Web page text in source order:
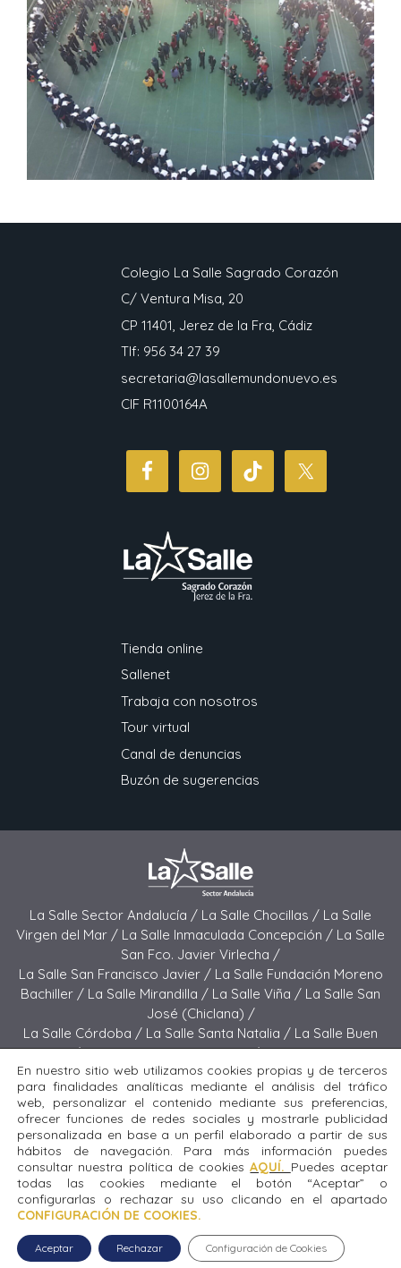
Colegio La Salle Sagrado Corazón
C/ Ventura Misa, 20
CP 11401, Jerez de la Fra, Cádiz
Tlf: 956 34 27 39
secretaria@lasallemundonuevo.es
CIF R1100164A
Tienda online
Sallenet
Trabaja con nosotros
Tour virtual
Canal de denuncias
Buzón de sugerencias
La Salle Sector Andalucía / La Salle Chocillas / La Salle
Virgen del Mar / La Salle Inmaculada Concepción / La Salle
San Fco. Javier Virlecha /
La Salle San Francisco Javier / La Salle Fundación Moreno
Bachiller / La Salle Mirandilla / La Salle Viña / La Salle San
José (Chiclana) /
La Salle Córdoba / La Salle Santa Natalia / La Salle Buen
Pastor /La Salle Sagrado Corazón /La Salle San José
(Jerez) / La Salle El Carmen (Melilla) /
La Salle Buen Consejo /La Salle El Carmen (San Fernando) /
La Salle San Francisco /La Salle Felipe Benito /La Salle La
Purísima
Todos los derechos reservados. Diseñado y desarrollado
por el equipo T.I.C. del Sector Andalucía © 2024 La Salle
Sagrado Corazón.
Aviso legal| Política de privacidad|Política de cookies
En nuestro sitio web utilizamos cookies propias y de terceros
para finalidades analíticas mediante el análisis del tráfico
web, personalizar el contenido mediante sus preferencias,
ofrecer funciones de redes sociales y mostrarle publicidad
personalizada en base a un perfil elaborado a partir de sus
hábitos de navegación. Para más información puedes
consultar nuestra política de cookiesAQUÍ. Puedes aceptar
todas las cookies mediante el botón “Aceptar” o
configurarlas o rechazar su uso clicando en el apartado
CONFIGURACIÓN DE COOKIES.
Aceptar Rechazar Configuración de Cookies